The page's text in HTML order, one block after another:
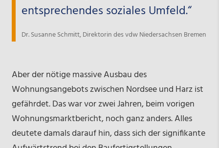
entsprechendes soziales Umfeld.“
Dr. Susanne Schmitt, Direktorin des vdw Niedersachsen Bremen
Aber der nötige massive Ausbau des
Wohnungsangebots zwischen Nordsee und Harz ist
gefährdet. Das war vor zwei Jahren, beim vorigen
Wohnungsmarktbericht, noch ganz anders. Alles
deutete damals darauf hin, dass sich der signifikante